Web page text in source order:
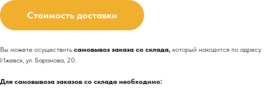
Стоимость доставки
Вы можете осуществить самовывоз заказа со склада, который находится по адресу
Ижевск, ул. Баранова, 20.
Для самовывоза заказов со склада необходимо: